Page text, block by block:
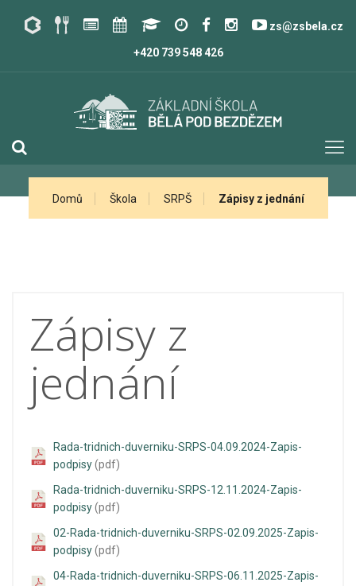
zs@zsbela.cz
+420 739 548 426
Domů Škola SRPŠ Zápisy z jednání
Zápisy z
jednání
Rada-tridnich-duverniku-SRPS-04.09.2024-Zapis-
podpisy(pdf)
Rada-tridnich-duverniku-SRPS-12.11.2024-Zapis-
podpisy(pdf)
02-Rada-tridnich-duverniku-SRPS-02.09.2025-Zapis-
podpisy(pdf)
04-Rada-tridnich-duverniku-SRPS-06.11.2025-Zapis-